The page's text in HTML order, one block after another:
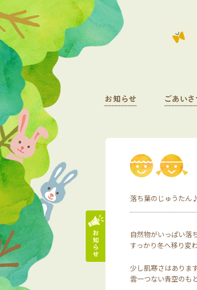
落ち葉のじゅうたん
自然物がいっぱい落
すっかり冬へ移り変
少し肌寒さはありま
雲一つない青空のも